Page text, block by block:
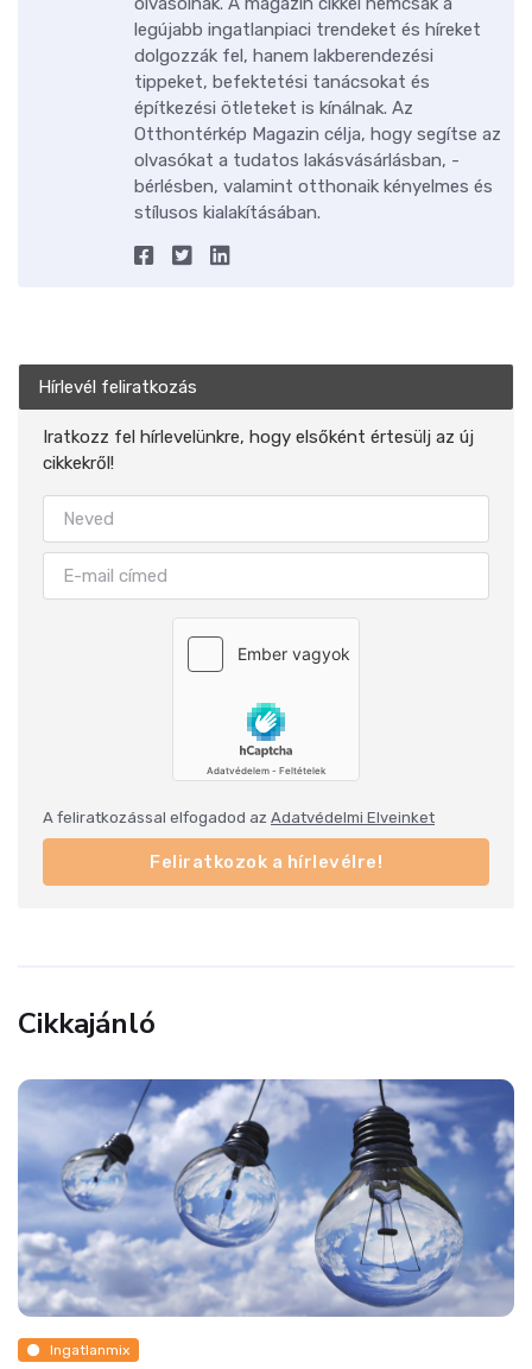
legújabb ingatlanpiaci trendeket és híreket
dolgozzák fel, hanem lakberendezési
tippeket, befektetési tanácsokat és
építkezési ötleteket is kínálnak. Az
Otthontérkép Magazin célja, hogy segítse az
olvasókat a tudatos lakásvásárlásban, -
bérlésben, valamint otthonaik kényelmes és
stílusos kialakításában.
Hírlevél feliratkozás
Iratkozz fel hírlevelünkre, hogy elsőként értesülj az új
cikkekről!
A feliratkozással elfogadod az Adatvédelmi Elveinket
Feliratkozok a hírlevélre!
Cikkajánló
A